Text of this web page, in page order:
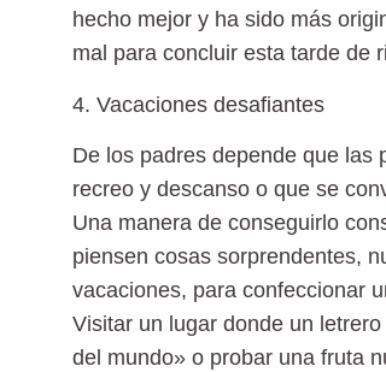
hecho mejor y ha sido más
mal para concluir esta tarde de
4. Vacaciones desafiantes
De los padres depende que las
recreo y descanso o que se
Una manera de conseguirlo
piensen cosas sorprendentes,
vacaciones, para confeccionar
Visitar un lugar donde un
del mundo» o probar una fruta